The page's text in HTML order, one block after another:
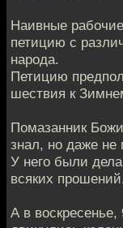
Наивные
петицию с
народа.
Петицию
шествия к
Помазанник
знал, но даже не
У него были
всяких
А в